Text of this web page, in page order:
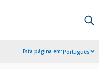
Esta página em:Português